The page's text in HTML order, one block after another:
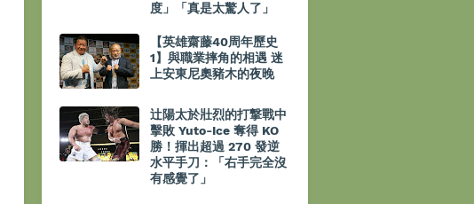
度」「真是太驚人了」
【英雄齋藤40周年歷史
1】與職業摔角的相遇 迷
上安東尼奧豬木的夜晚
辻陽太於壯烈的打撃戰中
擊敗 Yuto-Ice 奪得 KO
勝！揮出超過 270 發逆
水平手刀：「右手完全沒
有感覺了」